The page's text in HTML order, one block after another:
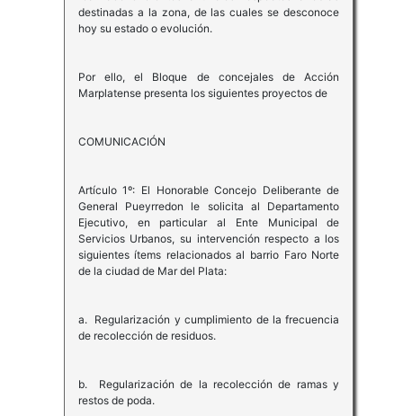
destinadas a la zona, de las cuales se desconoce
hoy su estado o evolución.
Por ello, el Bloque de concejales de Acción
Marplatense presenta los siguientes proyectos de
COMUNICACIÓN
Artículo 1º: El Honorable Concejo Deliberante de
General Pueyrredon le solicita al Departamento
Ejecutivo, en particular al Ente Municipal de
Servicios Urbanos, su intervención respecto a los
siguientes ítems relacionados al barrio Faro Norte
de la ciudad de Mar del Plata:
a. Regularización y cumplimiento de la frecuencia
de recolección de residuos.
b. Regularización de la recolección de ramas y
restos de poda.